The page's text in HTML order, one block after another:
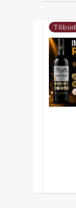
Tilbud